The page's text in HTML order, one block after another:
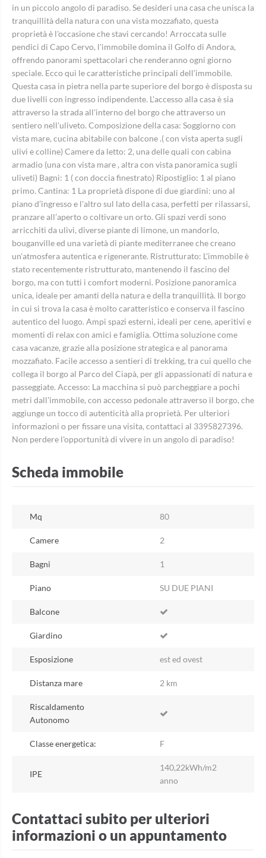
in un piccolo angolo di paradiso. Se desideri una casa che unisca la
tranquillità della natura con una vista mozzafiato, questa
proprietà è l'occasione che stavi cercando! Arroccata sulle
pendici di Capo Cervo, l'immobile domina il Golfo di Andora,
offrendo panorami spettacolari che renderanno ogni giorno
speciale. Ecco qui le caratteristiche principali dell’immobile.
Questa casa in pietra nella parte superiore del borgo è disposta su
due livelli con ingresso indipendente. L'accesso alla casa è sia
attraverso la strada all'interno del borgo che attraverso un
sentiero nell'uliveto. Composizione della casa: Soggiorno con
vista mare, cucina abitabile con balcone .( con vista aperta sugli
ulivi e colline) Camere da letto: 2, una delle quali con cabina
armadio (una con vista mare , altra con vista panoramica sugli
uliveti) Bagni: 1 ( con doccia finestrato) Ripostiglio: 1 al piano
primo. Cantina: 1 La proprietà dispone di due giardini: uno al
piano d’ingresso e l'altro sul lato della casa, perfetti per rilassarsi,
pranzare all’aperto o coltivare un orto. Gli spazi verdi sono
arricchiti da ulivi, diverse piante di limone, un mandorlo,
bouganville ed una varietà di piante mediterranee che creano
un'atmosfera autentica e rigenerante. Ristrutturato: L'immobile è
stato recentemente ristrutturato, mantenendo il fascino del
borgo, ma con tutti i comfort moderni. Posizione panoramica
unica, ideale per amanti della natura e della tranquillità. Il borgo
in cui si trova la casa è molto caratteristico e conserva il fascino
autentico del luogo. Ampi spazi esterni, ideali per cene, aperitivi e
momenti di relax con amici e famiglia. Ottima soluzione come
casa vacanze, grazie alla posizione strategica e al panorama
mozzafiato. Facile accesso a sentieri di trekking, tra cui quello che
collega il borgo al Parco del Ciapà, per gli appassionati di natura e
passeggiate. Accesso: La macchina si può parcheggiare a pochi
metri dall'immobile, con accesso pedonale attraverso il borgo, che
aggiunge un tocco di autenticità alla proprietà. Per ulteriori
informazioni o per fissare una visita, contattaci al 3395827396.
Non perdere l'opportunità di vivere in un angolo di paradiso!
Scheda immobile
Mq 80
Camere 2
Bagni 1
Piano SU DUE PIANI
Balcone
Giardino
Esposizione est ed ovest
Distanza mare 2 km
Riscaldamento
Autonomo
Classe energetica: F
IPE
140,22kWh/m2
anno
Contattaci subito per ulteriori
informazioni o un appuntamento